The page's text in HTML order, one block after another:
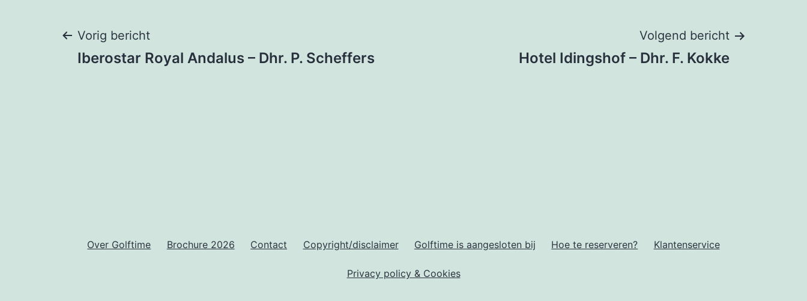
Bericht
Vorig bericht
Iberostar Royal Andalus – Dhr. P. Scheffers
Volgend bericht
Hotel Idingshof – Dhr. F. Kokke
Over Golftime Brochure 2026 Contact Copyright/disclaimer Golftime is aangesloten bij Hoe te reserveren? Klantenservice
Privacy policy & Cookies